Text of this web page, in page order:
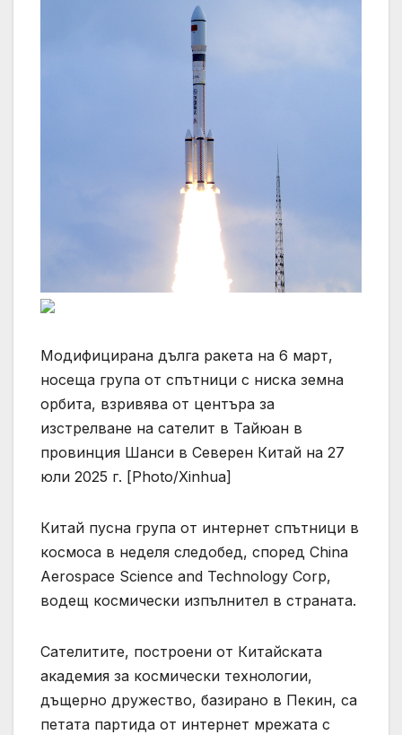
Модифицирана дълга ракета на 6 март,
носеща група от спътници с ниска земна
орбита, взривява от центъра за
изстрелване на сателит в Тайюан в
провинция Шанси в Северен Китай на 27
юли 2025 г. [Photo/Xinhua]
Китай пусна група от интернет спътници в
космоса в неделя следобед, според China
Aerospace Science and Technology Corp,
водещ космически изпълнител в страната.
Сателитите, построени от Китайската
академия за космически технологии,
дъщерно дружество, базирано в Пекин, са
петата партида от интернет мрежата с